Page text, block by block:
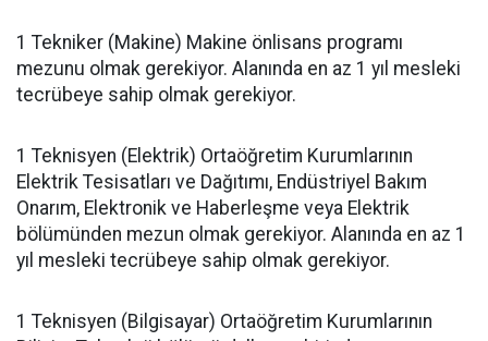
1 Tekniker (Makine) Makine önlisans programı
mezunu olmak gerekiyor. Alanında en az 1 yıl mesleki
tecrübeye sahip olmak gerekiyor.
1 Teknisyen (Elektrik) Ortaöğretim Kurumlarının
Elektrik Tesisatları ve Dağıtımı, Endüstriyel Bakım
Onarım, Elektronik ve Haberleşme veya Elektrik
bölümünden mezun olmak gerekiyor. Alanında en az 1
yıl mesleki tecrübeye sahip olmak gerekiyor.
1 Teknisyen (Bilgisayar) Ortaöğretim Kurumlarının